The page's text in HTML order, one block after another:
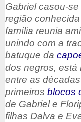
Gabriel casou-
região
família reunia
unindo com a
batuque da
dos negros, está
entre as
primeiros blocos
de Gabriel e
filhas Dalva e